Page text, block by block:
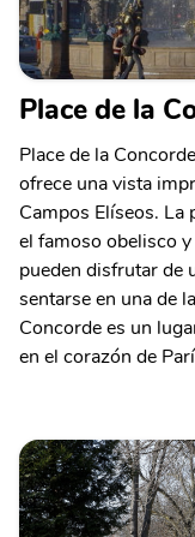
Place de la
Place de la
ofrece una vista
Campos Elíseos. La
el famoso obelisco
pueden disfrutar de
sentarse en una de
Concorde es un
en el corazón de